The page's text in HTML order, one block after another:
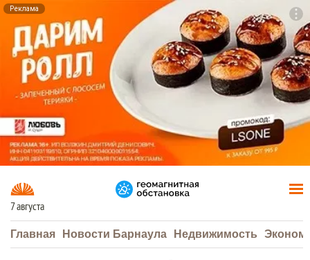
Реклама
7 августа
Главная Новости Барнаула Недвижимость